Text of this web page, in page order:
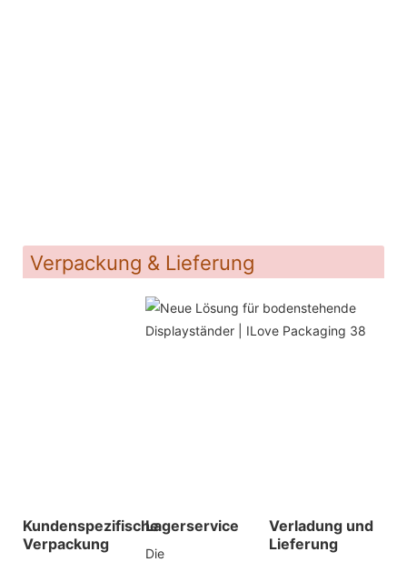
Verpackung & Lieferung
Kundenspezifische
Verpackung
Lagerservice
Die
Verladung und
Lieferung